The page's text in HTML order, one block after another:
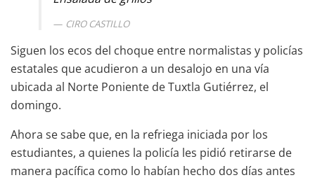
CIRO CASTILLO
Siguen los ecos del choque entre normalistas y policías
estatales que acudieron a un desalojo en una vía
ubicada al Norte Poniente de Tuxtla Gutiérrez, el
domingo.
Ahora se sabe que, en la refriega iniciada por los
estudiantes, a quienes la policía les pidió retirarse de
manera pacífica como lo habían hecho dos días antes